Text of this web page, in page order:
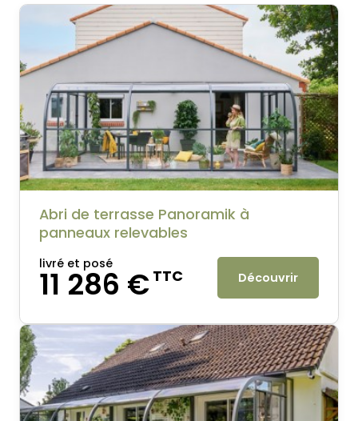
Abri de terrasse Panoramik à
panneaux relevables
livré et posé
11 286 €TTC Découvrir